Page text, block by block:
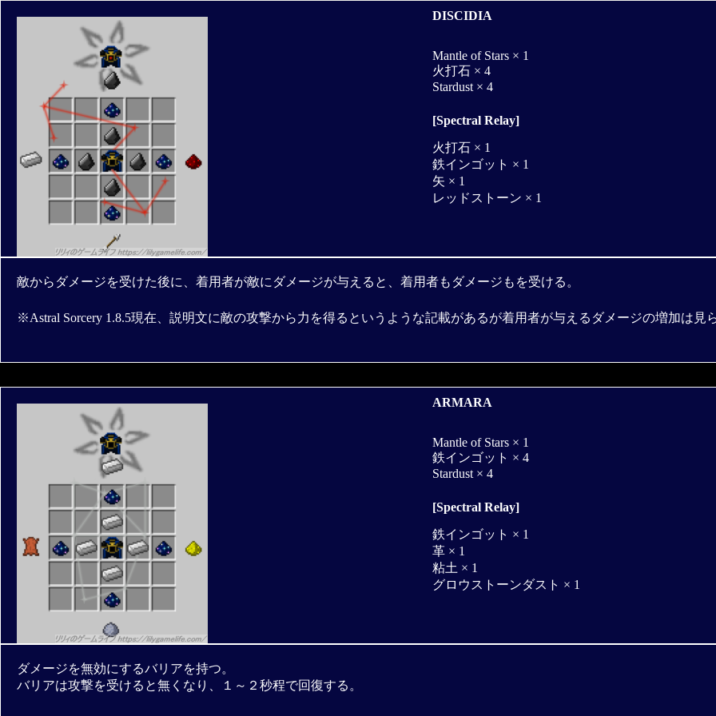
DISCIDIA
Mantle of Stars × 1
火打石 × 4
Stardust × 4
[Spectral Relay]
火打石 × 1
鉄インゴット × 1
矢 × 1
レッドストーン × 1
敵からダメージを受けた後に、着用者が敵にダメージが与えると、着用者もダメージもを受ける。
※Astral Sorcery 1.8.5現在、説明文に敵の攻撃から力を得るというような記載があるが着用者が与えるダメージの増加は見
ARMARA
Mantle of Stars × 1
鉄インゴット × 4
Stardust × 4
[Spectral Relay]
鉄インゴット × 1
革 × 1
粘土 × 1
グロウストーンダスト × 1
ダメージを無効にするバリアを持つ。
バリアは攻撃を受けると無くなり、１～２秒程で回復する。